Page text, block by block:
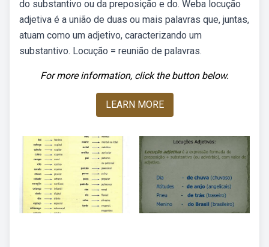
do substantivo ou da preposição e do. Weba locução
adjetiva é a união de duas ou mais palavras que, juntas,
atuam como um adjetivo, caracterizando um
substantivo. Locução = reunião de palavras.
For more information, click the button below.
LEARN MORE